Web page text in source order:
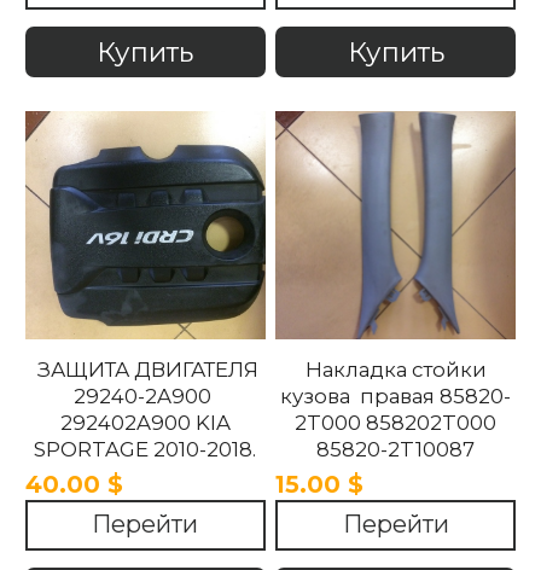
Купить Купить
ЗАЩИТА ДВИГАТЕЛЯ
29240-2A900
292402A900 KIA
SPORTAGE 2010-2018.
40.00 $
Перейти
Накладка стойки
кузова правая 85820-
2T000 858202T000
85820-2T10087
858202T10087 85820-
2T100UP
858202T100UP Kia
Optima 2010 -2015
15.00 $
Перейти